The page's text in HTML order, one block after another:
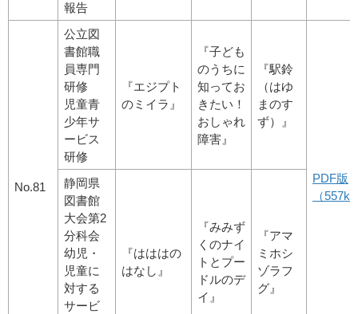
報告
No.81
公立図
書館職
員専門
研修
児童青
少年サ
ービス
研修
『エジプト
のミイラ』
『子ども
のうちに
知ってお
きたい！
おしゃれ
障害』
『駅鈴
（はゆ
まのす
ず）』
PDF版
（
静岡県
図書館
大会第2
分科会
幼児・
児童に
対する
サービ
『はははの
はなし』
『みみず
くのナイ
トとプー
ドルのデ
イ』
『アマ
ミホシ
ゾラフ
グ』